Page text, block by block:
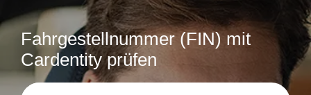
Fahrgestellnummer (FIN) mit
Cardentity prüfen